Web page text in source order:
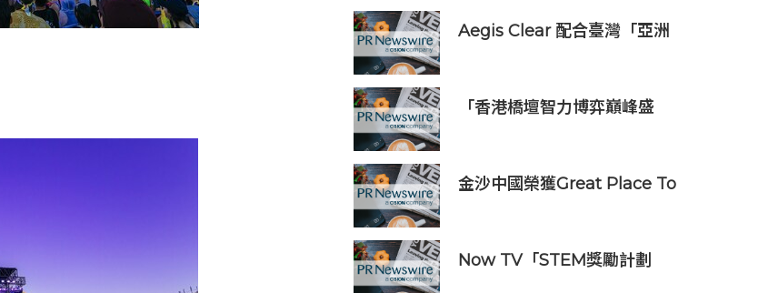
Aegis Clear 配合臺灣「亞洲
「香港橋壇智力博弈巔峰盛
金沙中國榮獲Great Place To
Now TV「STEM獎勵計劃